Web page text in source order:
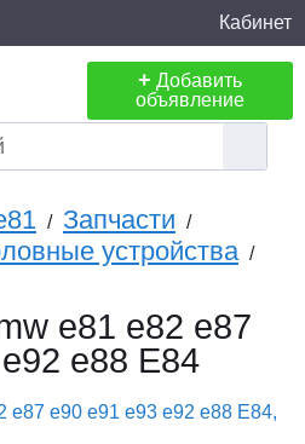
Кабинет
+ Добавить
объявление
/ Запчасти /
устройства /
e81 e82 e87
e88 E84